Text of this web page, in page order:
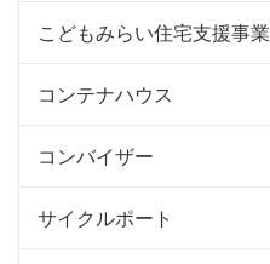
こどもみらい住宅支援事業
コンテナハウス
コンバイザー
サイクルポート